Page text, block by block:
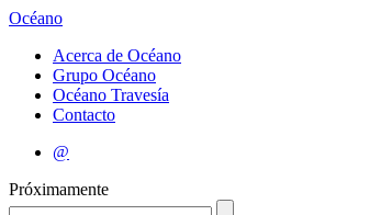
Océano
Acerca de Océano
Grupo Océano
Océano Travesía
Contacto
@
Próximamente